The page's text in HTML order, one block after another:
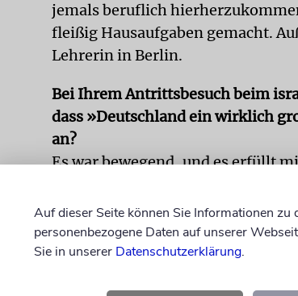
jemals beruflich
fleißig Hausaufgaben gemacht.
Lehrerin in Berlin.
Bei Ihrem Antrittsbesuch beim
dass »Deutschland ein wirklich
an?
Es war bewegend, und es erfüllt
Es zeigt mir auch, dass wir auf
hat es mich berührt, dass sich
Holocaust-Gedenktag eine
Auf dieser Seite können Sie Informationen
personenbezogene Daten auf unserer
Sie in unserer Datenschutzerklärung.